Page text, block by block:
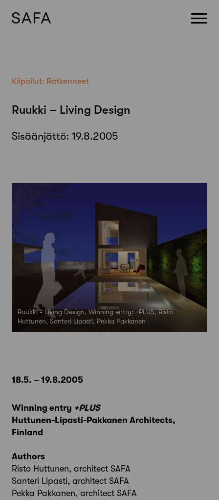
Kilpailut: Ratkenneet
Ruukki – Living Design
Sisäänjättö: 19.8.2005
Ruukki - Living Design, Winning entry: +PLUS, Risto
Huttunen, Santeri Lipasti, Pekka Pakkanen
18.5. – 19.8.2005
Winning entry +PLUS
Huttunen-Lipasti-Pakkanen Architects,
Finland
Authors
Risto Huttunen, architect SAFA
Santeri Lipasti, architect SAFA
Pekka Pakkanen, architect SAFA